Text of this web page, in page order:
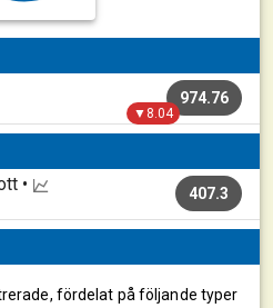
974.76
▼8.04
• 407.3
fördelat på följande typer